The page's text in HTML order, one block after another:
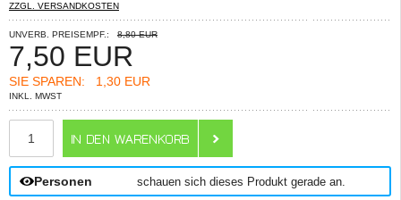
ZZGL. VERSANDKOSTEN
UNVERB. PREISEMPF.: 8,80 EUR
7,50 EUR
SIE SPAREN: 1,30 EUR
INKL. MWST
Personen schauen sich dieses Produkt gerade an.